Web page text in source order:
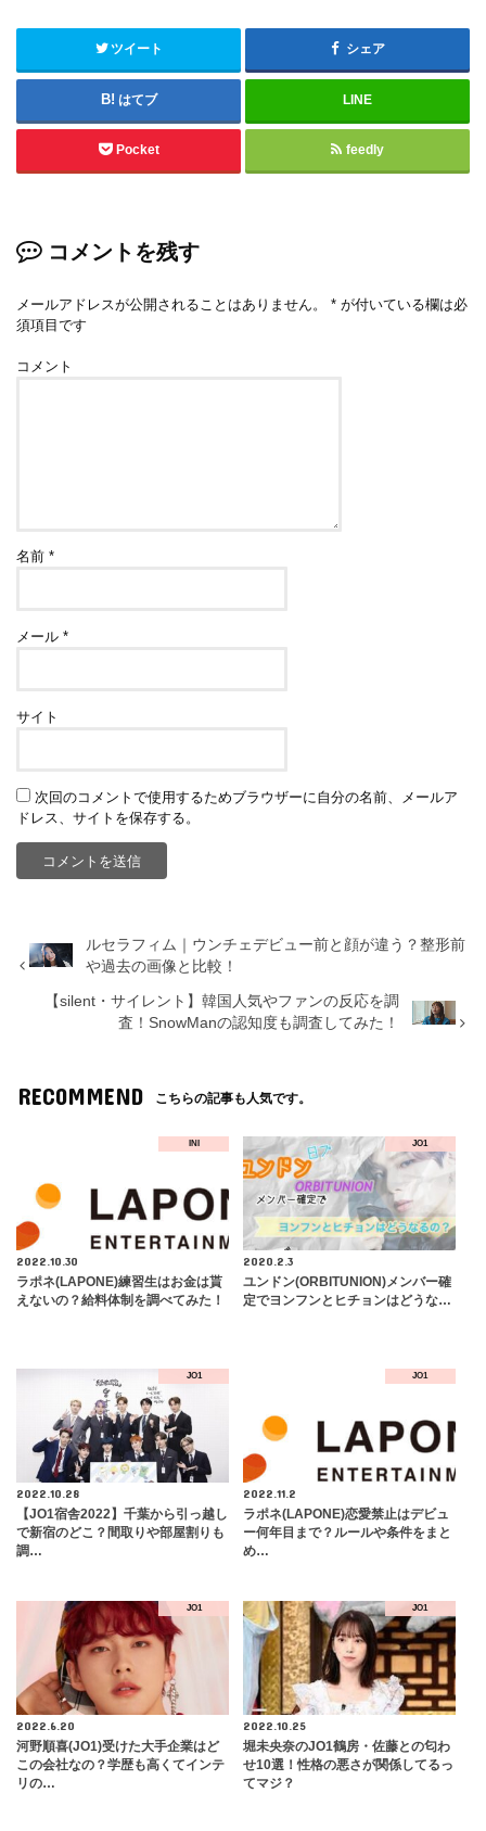
ツイート シェア
はてブ LINE
Pocket feedly
コメントを残す
メールアドレスが公開されることはありません。 * が付いている欄は必
須項目です
コメント
名前*
メール*
サイト
次回のコメントで使用するためブラウザーに自分の名前、メールア
ドレス、サイトを保存する。
ルセラフィム｜ウンチェデビュー前と顔が違う？整形前
や過去の画像と比較！
【silent・サイレント】韓国人気やファンの反応を調
査！SnowManの認知度も調査してみた！
RECOMMEND こちらの記事も人気です。
INI
2022.10.30
ラポネ(LAPONE)練習生はお金は貰
えないの？給料体制を調べてみた！
JO1
2020.2.3
ユンドン(ORBITUNION)メンバー確
定でヨンフンとヒチョンはどうな…
JO1
2022.10.28
【JO1宿舎2022】千葉から引っ越し
で新宿のどこ？間取りや部屋割りも
調…
JO1
2022.11.2
ラポネ(LAPONE)恋愛禁止はデビュ
ー何年目まで？ルールや条件をまと
め…
JO1
2022.6.20
河野順喜(JO1)受けた大手企業はど
この会社なの？学歴も高くてインテ
リの…
JO1
2022.10.25
堀未央奈のJO1鶴房・佐藤との匂わ
せ10選！性格の悪さが関係してるっ
てマジ？